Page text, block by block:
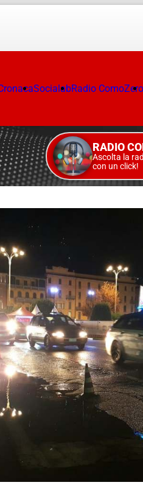
SocialabRadio ComoZero
RADIO
Ascolta la
con un click!